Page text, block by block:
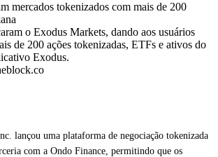
mercados tokenizados com mais de 200
o Exodus Markets, dando aos usuários
de 200 ações tokenizadas, ETFs e ativos do
Exodus.
lançou uma plataforma de negociação tokenizada
com a Ondo Finance, permitindo que os